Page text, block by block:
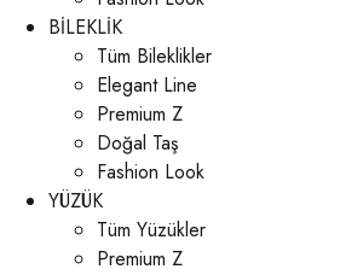
BİLEKLİK
Tüm Bileklikler
Elegant Line
Premium Z
Doğal Taş
Fashion Look
YÜZÜK
Tüm Yüzükler
Premium Z